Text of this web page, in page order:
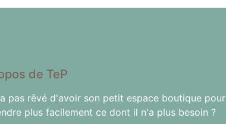
de TeP
pas rêvé d'avoir son petit espace boutique pour
plus facilement ce dont il n'a plus besoin ?